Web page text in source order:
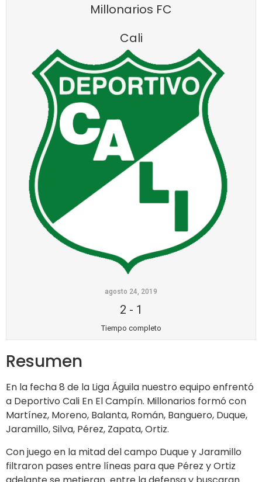
Millonarios FC
Cali
agosto 24, 2019
2 - 1
Tiempo completo
Resumen
En la fecha 8 de la Liga Águila nuestro equipo enfrentó
a Deportivo Cali En El Campín. Millonarios formó con
Martínez, Moreno, Balanta, Román, Banguero, Duque,
Jaramillo, Silva, Pérez, Zapata, Ortiz.
Con juego en la mitad del campo Duque y Jaramillo
filtraron pases entre líneas para que Pérez y Ortiz